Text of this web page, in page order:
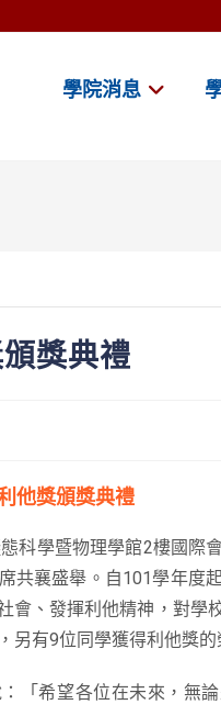
學院消息
獎典禮
他獎頒獎典禮
科學暨物理學館2樓國際
共襄盛舉。自101學年度
會、發揮利他精神，對學
另有9位同學獲得利他獎的
「希望各位在未來，無